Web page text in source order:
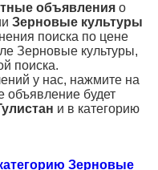
объявления о
Зерновые культуры
поиска по цене
Зерновые культуры,
поиска.
у нас, нажмите на
объявление будет
и в категорию
Зерновые